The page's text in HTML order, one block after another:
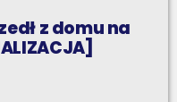
z domu na